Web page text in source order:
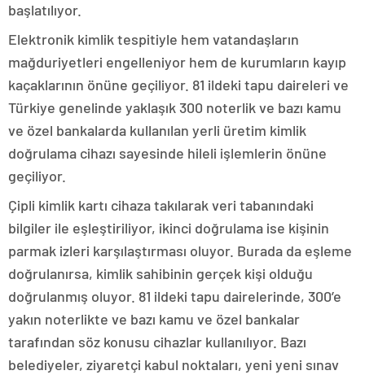
başlatılıyor.
Elektronik kimlik tespitiyle hem vatandaşların
mağduriyetleri engelleniyor hem de kurumların kayıp
kaçaklarının önüne geçiliyor. 81 ildeki tapu daireleri ve
Türkiye genelinde yaklaşık 300 noterlik ve bazı kamu
ve özel bankalarda kullanılan yerli üretim kimlik
doğrulama cihazı sayesinde hileli işlemlerin önüne
geçiliyor.
Çipli kimlik kartı cihaza takılarak veri tabanındaki
bilgiler ile eşleştiriliyor, ikinci doğrulama ise kişinin
parmak izleri karşılaştırması oluyor. Burada da eşleme
doğrulanırsa, kimlik sahibinin gerçek kişi olduğu
doğrulanmış oluyor. 81 ildeki tapu dairelerinde, 300’e
yakın noterlikte ve bazı kamu ve özel bankalar
tarafından söz konusu cihazlar kullanılıyor. Bazı
belediyeler, ziyaretçi kabul noktaları, yeni yeni sınav